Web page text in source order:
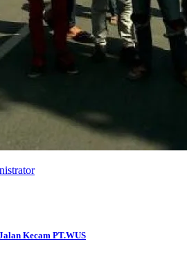
Kecam PT.WUS